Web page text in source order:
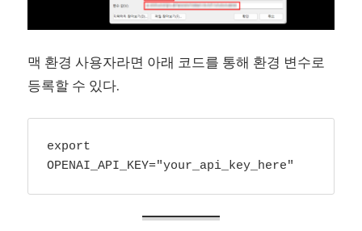
맥 환경 사용자라면 아래 코드를 통해 환경 변수로
등록할 수 있다.
export
OPENAI_API_KEY="your_api_key_here"